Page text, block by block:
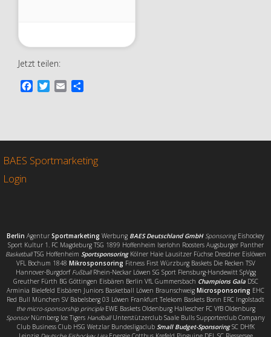
Jetzt teilen:
F
o
k
T
r
E
BAES Sportmarketing
Login
Berlin Agentur Sportmarketing Werbung BAES Deutschland GmbH SponsoringEishockey
Sport Kultur 1. FC Magdeburg TSG 1899 Hoffenheim Iserlohn Roosters Augsburger Panther
BasketballTSG Hoffenheim SportsponsoringKölner Haie Lausitzer Füchse Dresdner Eislöwen
VFL Bochum 1848 Mikrosponsoring Fitness First Würzburg Baskets Die Recken TSV
Hannover-Burgdorf FußballRhein-Neckar Löwen SG Sport Flensburg-Handewitt SpVgg
Greuther Fürth BG Göttingen Eisbären Berlin VfL Gummersbach Champions GalaDSC
Arminia Bielefeld Eisbären Juniors Basketball Löwen Braunschweig Microsponsoring EHC
Red Bull München SV Babelsberg 03 Löwen Frankfurt Telekom Baskets Bonn ERC Ingolstadt
the micro-sponsorship principleEWE Baskets Oldenburg Hallescher FC VfB Oldenburg
SponsorNürnberg Ice Tigers HandballUnterstützerclub Saale Bulls Supporterclub Company
Club Business Club HSG Wetzlar Bundesligaclub Small Budget-SponsoringSC DHfK